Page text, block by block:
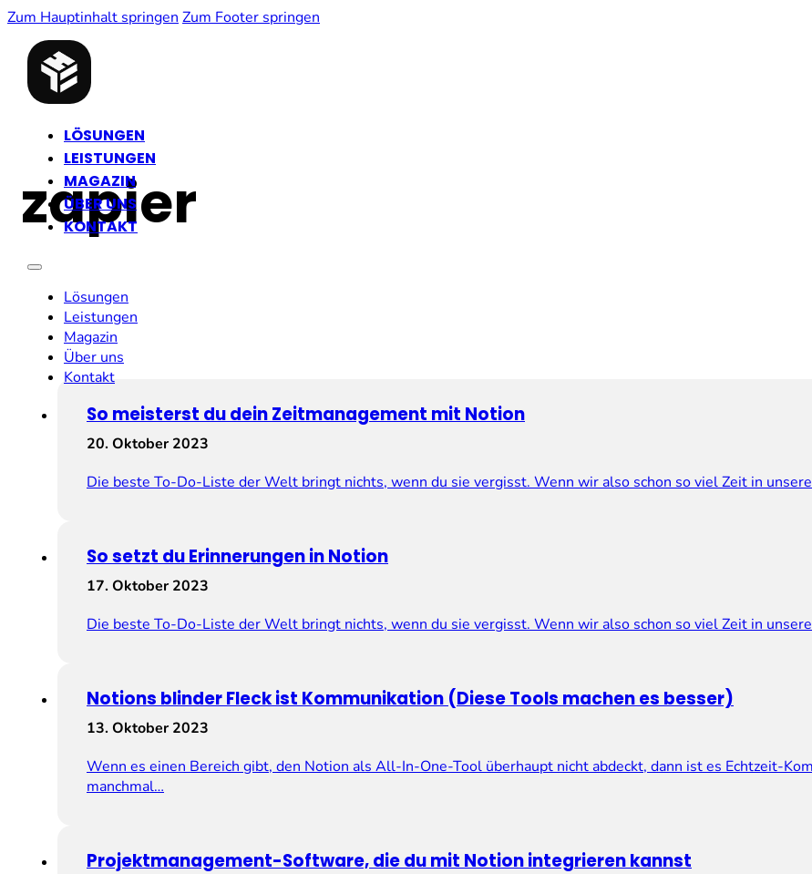
Zum Hauptinhalt springen Zum Footer springen
LÖSUNGEN
LEISTUNGEN
MAGAZIN
ÜBER UNS
KONTAKT
Lösungen
Leistungen
Magazin
Über uns
Kontakt
zapier
So meisterst du dein Zeitmanagement mit Notion
20. Oktober 2023
Die beste To-Do-Liste der Welt bringt nichts, wenn du sie vergisst. Wenn wir also schon so viel Zeit in
So setzt du Erinnerungen in Notion
17. Oktober 2023
Die beste To-Do-Liste der Welt bringt nichts, wenn du sie vergisst. Wenn wir also schon so viel Zeit in
Notions blinder Fleck ist Kommunikation (Diese Tools machen es besser)
13. Oktober 2023
Wenn es einen Bereich gibt, den Notion als All-In-One-Tool überhaupt nicht abdeckt, dann ist es Echtzeit-
manchmal…
Projektmanagement-Software, die du mit Notion integrieren kannst